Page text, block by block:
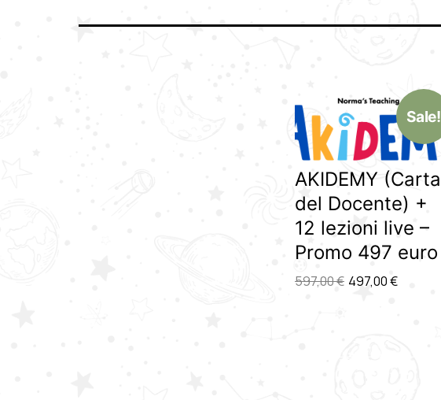
Sale!
AKIDEMY (Carta
del Docente) +
12 lezioni live –
Promo 497 euro
597,00€ 497,00€